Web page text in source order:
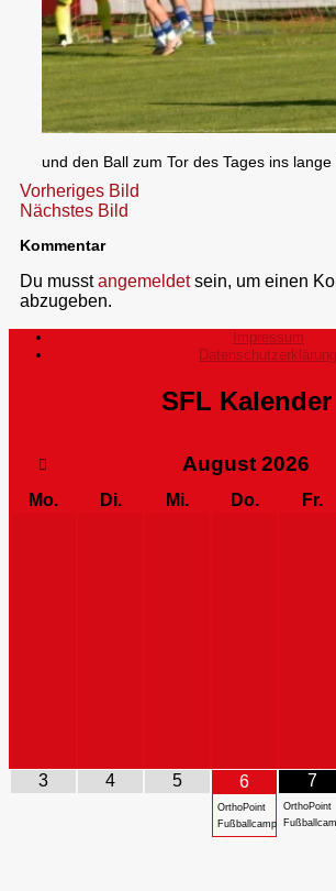
und den Ball zum Tor des Tages ins
Vorheriges Bild
Nächstes Bild
Kommentar
Du musstangemeldetsein, um einen
abzugeben.
Impressum
Datenschutzerklärung
SFL Kalender
August 2026
Mo. Di. Mi. Do. Fr.
3 4 5 6
OrthoPoint
Fußballcamp
7
OrthoPoint